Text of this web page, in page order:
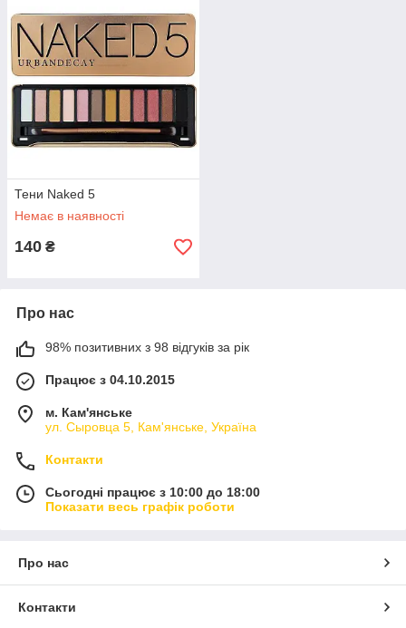
Тени Naked 5
Немає в наявності
140 ₴
Про нас
98% позитивних з 98 відгуків за рік
Працює з 04.10.2015
м. Кам'янське
ул. Сыровца 5, Кам'янське, Україна
Контакти
Сьогодні працює з 10:00 до 18:00
Показати весь графік роботи
Про нас
Контакти